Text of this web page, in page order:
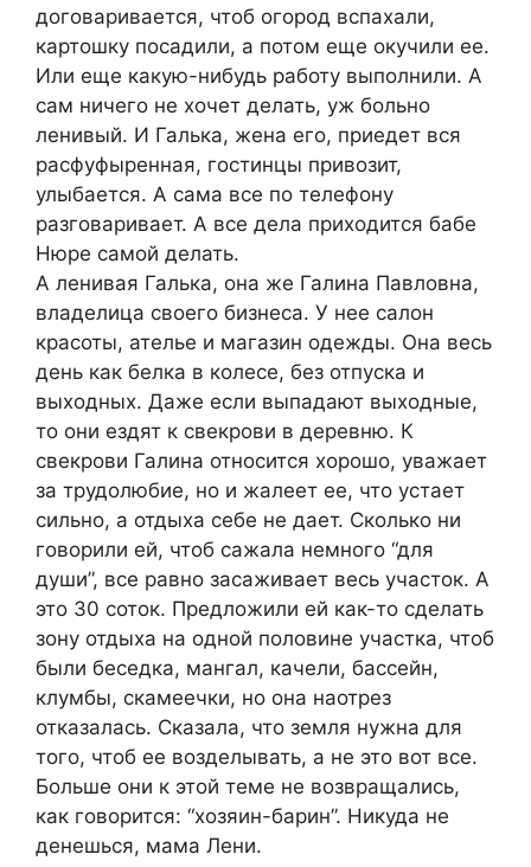
договаривается, чтоб огород вспахали,
картошку посадили, а потом еще окучили ее.
Или еще какую-нибудь работу выполнили. А
сам ничего не хочет делать, уж больно
ленивый. И Галька, жена его, приедет вся
расфуфыренная, гостинцы привозит,
улыбается. А сама все по телефону
разговаривает. А все дела приходится бабе
Нюре самой делать.
А ленивая Галька, она же Галина Павловна,
владелица своего бизнеса. У нее салон
красоты, ателье и магазин одежды. Она весь
день как белка в колесе, без отпуска и
выходных. Даже если выпадают выходные,
то они ездят к свекрови в деревню. К
свекрови Галина относится хорошо, уважает
за трудолюбие, но и жалеет ее, что устает
сильно, а отдыха себе не дает. Сколько ни
говорили ей, чтоб сажала немного “для
души”, все равно засаживает весь участок. А
это 30 соток. Предложили ей как-то сделать
зону отдыха на одной половине участка, чтоб
были беседка, мангал, качели, бассейн,
клумбы, скамеечки, но она наотрез
отказалась. Сказала, что земля нужна для
того, чтоб ее возделывать, а не это вот все.
Больше они к этой теме не возвращались,
как говорится: “хозяин-барин”. Никуда не
денешься, мама Лени.